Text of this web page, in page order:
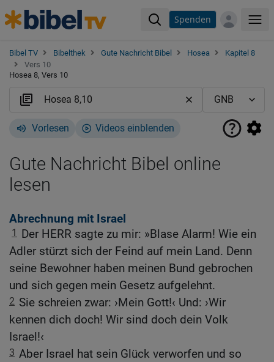
Spenden
Bibel TV Bibelthek Gute Nachricht Bibel Hosea
Kapitel 8
Vers 10
Hosea 8, Vers 10
Vorlesen Videos einblenden
Gute Nachricht Bibel online
lesen
Abrechnung mit Israel
1
Der HERR sagte zu mir: »Blase Alarm! Wie ein
Adler stürzt sich der Feind auf mein Land. Denn
seine Bewohner haben meinen Bund gebrochen
und sich gegen mein Gesetz aufgelehnt.
2 Sie schreien zwar: ›Mein Gott!‹ Und: ›Wir
kennen dich doch! Wir sind doch dein Volk
Israel!‹
3 Aber Israel hat sein Glück verworfen und so